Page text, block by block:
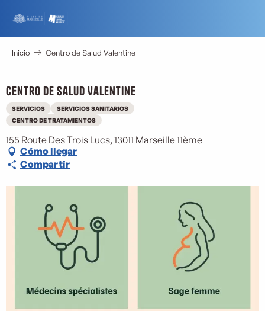
contenu
principal
Inicio Centro de Salud Valentine
Centro de Salud Valentine
SERVICIOS
SERVICIOS SANITARIOS
CENTRO DE TRATAMIENTOS
155 Route Des Trois Lucs, 13011 Marseille 11ème
Cómo llegar
Compartir